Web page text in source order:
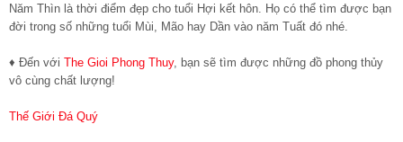
Năm Thìn là thời điểm đẹp cho tuổi Hợi kết hôn. Họ có thể tìm được bạn
đời trong số những tuổi Mùi, Mão hay Dần vào năm Tuất đó nhé.
♦ Đến với The Gioi Phong Thuy, bạn sẽ tìm được những đồ phong thủy
vô cùng chất lượng!
Thế Giới Đá Quý